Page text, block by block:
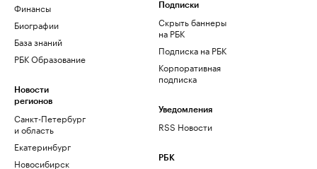
Финансы
Биографии
База знаний
РБК Образование
Новости
регионов
Санкт-Петербург
и область
Екатеринбург
Новосибирск
Подписки
Скрыть баннеры
на РБК
Подписка на РБК
Корпоративная
подписка
Уведомления
RSS Новости
РБК